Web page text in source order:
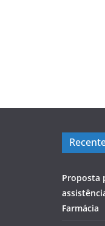
Proposta
Farmácia